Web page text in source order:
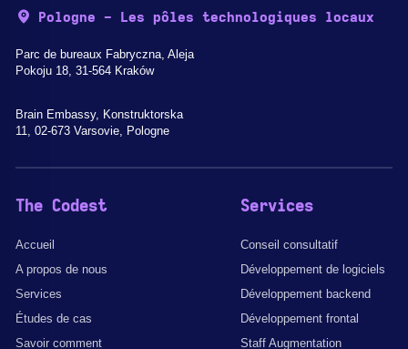
Pologne - Les pôles technologiques locaux
Parc de bureaux Fabryczna, Aleja
Pokoju 18, 31-564 Kraków
Brain Embassy, Konstruktorska
11, 02-673 Varsovie, Pologne
The Codest
Accueil
A propos de nous
Services
Études de cas
Savoir comment
Services
Conseil consultatif
Développement de logiciels
Développement backend
Développement frontal
Staff Augmentation